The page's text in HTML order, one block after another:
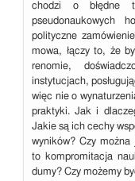
chodzi o błędne
pseudonaukowych
polityczne
mowa, łączy to, że
renomie,
instytucjach,
więc nie o
praktyki. Jak i
Jakie są ich cechy
wyników? Czy można
to kompromitacja
dumy? Czy możemy